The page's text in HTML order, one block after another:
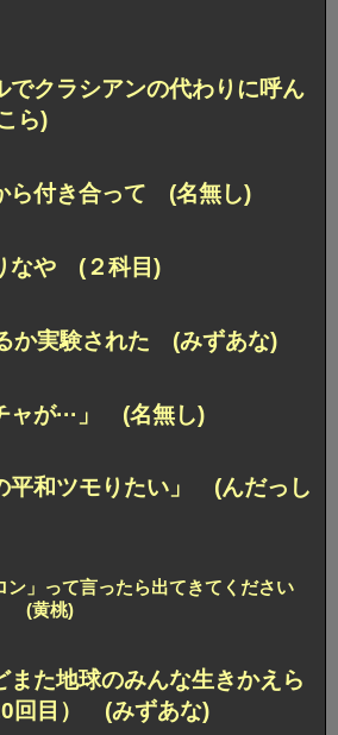
でクラシアンの代わりに呼ん
ら)
ら付き合って (名無し)
なや (２科目)
か実験された (みずあな)
ャが···」 (名無し)
平和ツモりたい」 (んだっし
ン」って言ったら出てきてください
(黄桃)
また地球のみんな生きかえら
回目） (みずあな)